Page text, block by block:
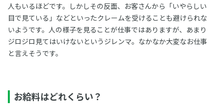
人もいるほどです。しかしその反面、お客さんから「いやらしい
目で見ている」などといったクレームを受けることも避けられな
いようです。人の様子を見ることが仕事ではありますが、あまり
ジロジロ見てはいけないというジレンマ。なかなか大変なお仕事
と言えそうです。
お給料はどれくらい？